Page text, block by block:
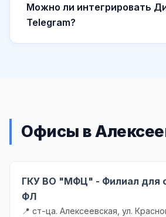
Можно ли интегрировать
Telegram?
Офисы в
ГКУ ВО "МФЦ" - Филиал для
ФЛ
📍 ст-ца. Алексеевская, ул.